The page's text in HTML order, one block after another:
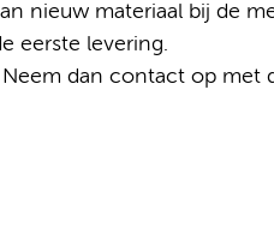
nieuw materiaal bij de
eerste levering.
dan contact op met